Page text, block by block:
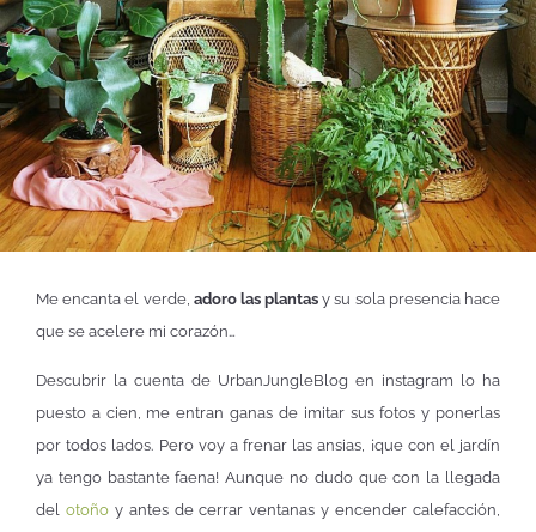
Me encanta el verde, adoro las plantas y su sola presencia hace
que se acelere mi corazón…
Descubrir la cuenta de UrbanJungleBlog en instagram lo ha
puesto a cien, me entran ganas de imitar sus fotos y ponerlas
por todos lados. Pero voy a frenar las ansias, ¡que con el jardín
ya tengo bastante faena! Aunque no dudo que con la llegada
del otoñoy antes de cerrar ventanas y encender calefacción,